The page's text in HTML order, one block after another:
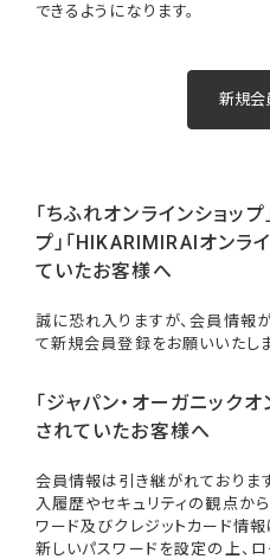
できるようになります。
「ちふれオンラインショップ
プ」「HIKARIMIRAIオンラ
ていたお客様へ
誠に恐れ入りますが、会員情報
て新規会員登録をお願いいたしま
「ジャパン・オーガニック
されていたお客様へ
会員情報は引き継がれておりま
入履歴やセキュリティの観点か
ワード及びクレジットカード情報
新しいパスワードを設定の上、